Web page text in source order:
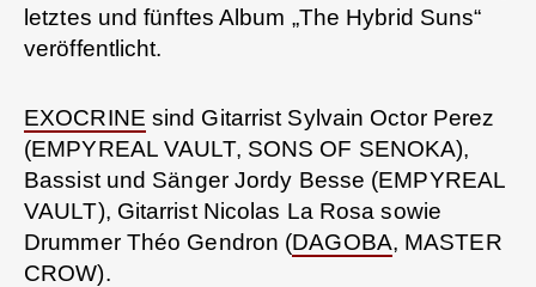
letztes und fünftes Album „The Hybrid Suns“
veröffentlicht.
EXOCRINE sind Gitarrist Sylvain Octor Perez
(EMPYREAL VAULT, SONS OF SENOKA),
Bassist und Sänger Jordy Besse (EMPYREAL
VAULT), Gitarrist Nicolas La Rosa sowie
Drummer Théo Gendron (DAGOBA, MASTER
CROW).